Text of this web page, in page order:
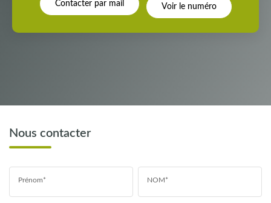
Contacter par mail Voir le numéro
Nous contacter
Prénom* NOM*